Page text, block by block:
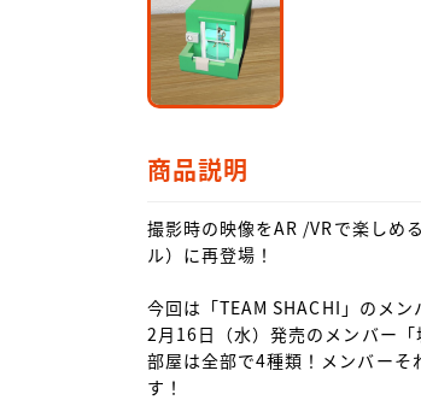
商品説明
撮影時の映像をAR /VRで楽しめ
ル）に再登場！
今回は「TEAM SHACHI」のメ
2月16日（水）発売のメンバー「
部屋は全部で4種類！メンバーそ
す！